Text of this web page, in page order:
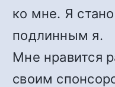
ко мне. Я
подлинным я.
Мне нравится
своим